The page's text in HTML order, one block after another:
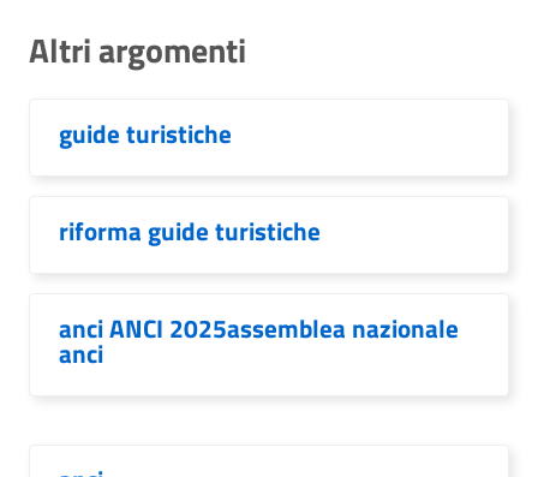
Altri argomenti
guide turistiche
riforma guide turistiche
anci ANCI 2025assemblea nazionale
anci